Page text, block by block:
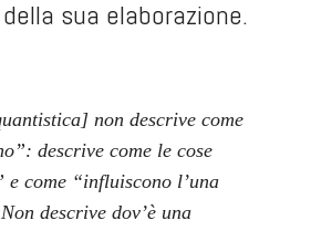
sua elaborazione.
non descrive come
descrive come le cose
e come “influiscono l’una
descrive dov’è una